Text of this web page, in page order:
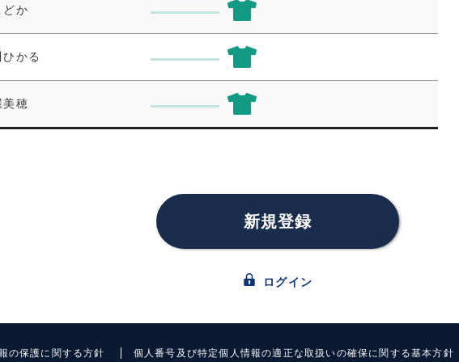
どか
ひかる
美穂
新規登録
ログイン
の保護に関する方針 個人番号及び特定個人情報の適正な取扱いの確保に関する基本方針